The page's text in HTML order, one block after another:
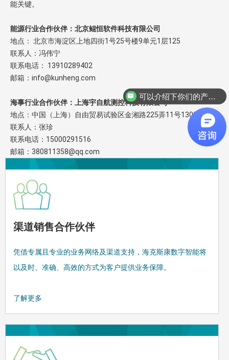
能关键。
能源行业合作伙伴：北京鲲恒软件科技有限公司
地点： 北京市海淀区上地四街1号25号楼9单元1层125
联系人：冯伟宁
联系电话： 13910289402
邮箱：info@kunheng.com
海事行业合作伙伴：上海宇自航测控科技有限公司
地点：中国（上海）自由贸易试验区金湘路225弄11号1302室
联系人：张珍
联系电话：15000291516
邮箱：380811358@qq.com
渠道销售合作伙伴
凭借专属且专业的业务网络及渠道支持，海克斯康数字智能将
以及时、准确、高效的方式为客户提供业务保障。
了解更多
可以介绍下你们的产品么